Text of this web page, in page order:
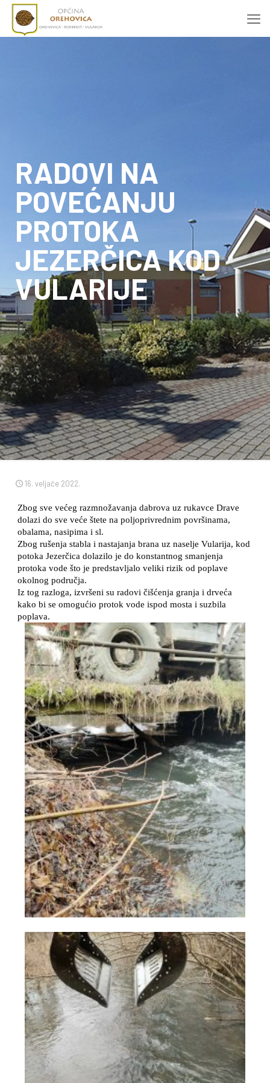
RADOVI NA
POVEĆANJU
PROTOKA
JEZERČICA KOD
VULARIJE
16. veljače 2022.
Zbog sve većeg razmnožavanja dabrova uz rukavce Drave
dolazi do sve veće štete na poljoprivrednim površinama,
obalama, nasipima i sl.
Zbog rušenja stabla i nastajanja brana uz naselje Vularija, kod
potoka Jezerčica dolazilo je do konstantnog smanjenja
protoka vode što je predstavljalo veliki rizik od poplave
okolnog područja.
Iz tog razloga, izvršeni su radovi čišćenja granja i drveća
kako bi se omogućio protok vode ispod mosta i suzbila
poplava.